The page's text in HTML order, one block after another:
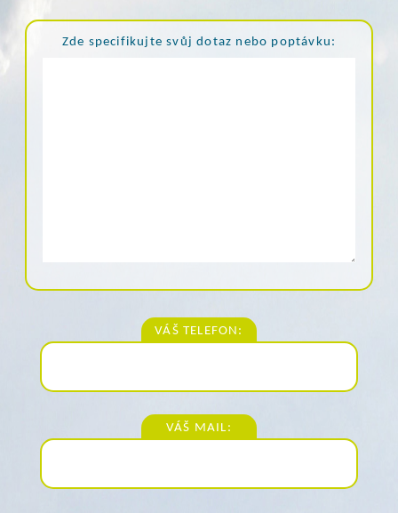
Zde specifikujte svůj dotaz nebo poptávku:
VÁŠ TELEFON:
VÁŠ MAIL: